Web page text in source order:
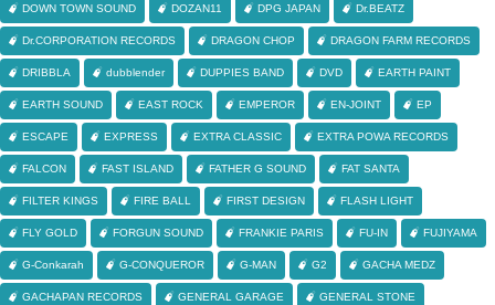
DOWN TOWN SOUND DOZAN11 DPG JAPAN Dr.BEATZ
Dr.CORPORATION RECORDS DRAGON CHOP DRAGON FARM RECORDS
DRIBBLA dubblender DUPPIES BAND DVD EARTH PAINT
EARTH SOUND EAST ROCK EMPEROR EN-JOINT EP
ESCAPE EXPRESS EXTRA CLASSIC EXTRA POWA RECORDS
FALCON FAST ISLAND FATHER G SOUND FAT SANTA
FILTER KINGS FIRE BALL FIRST DESIGN FLASH LIGHT
FLY GOLD FORGUN SOUND FRANKIE PARIS FU-IN FUJIYAMA
G-Conkarah G-CONQUEROR G-MAN G2 GACHA MEDZ
GACHAPAN RECORDS GENERAL GARAGE GENERAL STONE